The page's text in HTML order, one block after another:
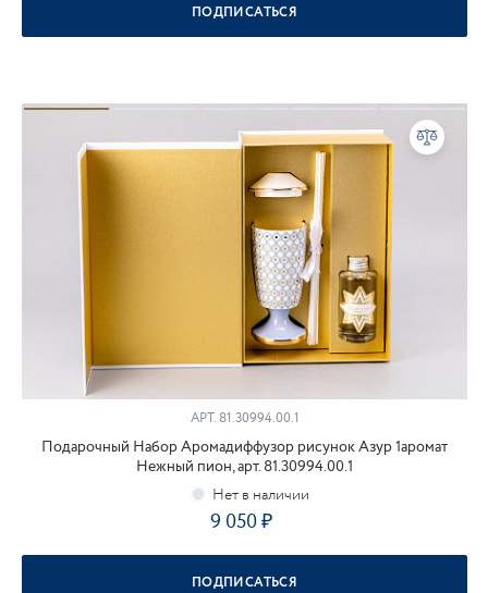
ПОДПИСАТЬСЯ
АРТ.81.30994.00.1
Подарочный Набор Аромадиффузор рисунок Азур 1аромат
Нежный пион, арт. 81.30994.00.1
9 050
ПОДПИСАТЬСЯ